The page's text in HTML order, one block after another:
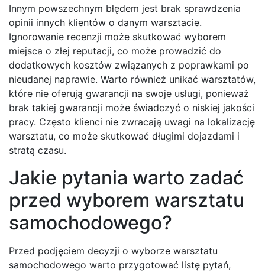
Innym powszechnym błędem jest brak sprawdzenia
opinii innych klientów o danym warsztacie.
Ignorowanie recenzji może skutkować wyborem
miejsca o złej reputacji, co może prowadzić do
dodatkowych kosztów związanych z poprawkami po
nieudanej naprawie. Warto również unikać warsztatów,
które nie oferują gwarancji na swoje usługi, ponieważ
brak takiej gwarancji może świadczyć o niskiej jakości
pracy. Często klienci nie zwracają uwagi na lokalizację
warsztatu, co może skutkować długimi dojazdami i
stratą czasu.
Jakie pytania warto zadać
przed wyborem warsztatu
samochodowego?
Przed podjęciem decyzji o wyborze warsztatu
samochodowego warto przygotować listę pytań,